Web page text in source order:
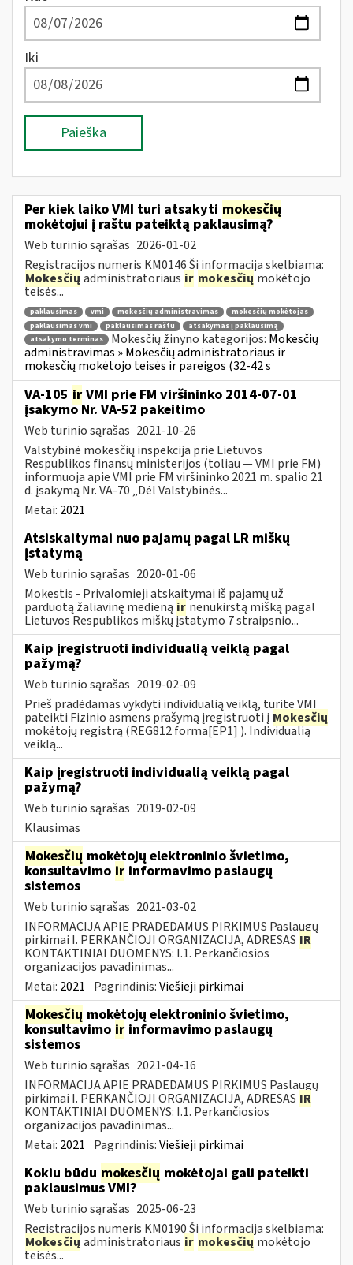
Iki
Paieška
Per kiek laiko VMI turi atsakyti mokesčių
mokėtojui į raštu pateiktą paklausimą?
Web turinio sąrašas 2026-01-02
Registracijos numeris KM0146 Ši informacija skelbiama:
Mokesčių administratoriaus ir mokesčių mokėtojo
teisės...
paklausimas vmi mokesčių administravimas
mokesčių mokėtojas
paklausimas vmi
paklausimas raštu
atsakymas į paklausimą
atsakymo terminas
Mokesčių žinyno kategorijos: Mokesčių
administravimas » Mokesčių administratoriaus ir
mokesčių mokėtojo teisės ir pareigos (32-42 s
VA-105 ir VMI prie FM viršininko 2014-07-01
įsakymo Nr. VA-52 pakeitimo
Web turinio sąrašas 2021-10-26
Valstybinė mokesčių inspekcija prie Lietuvos
Respublikos finansų ministerijos (toliau ― VMI prie FM)
informuoja apie VMI prie FM viršininko 2021 m. spalio 21
d. įsakymą Nr. VA-70 „Dėl Valstybinės...
Metai: 2021
Atsiskaitymai nuo pajamų pagal LR miškų
įstatymą
Web turinio sąrašas 2020-01-06
Mokestis - Privalomieji atskaitymai iš pajamų už
parduotą žaliavinę medieną ir nenukirstą mišką pagal
Lietuvos Respublikos miškų įstatymo 7 straipsnio...
Kaip įregistruoti individualią veiklą pagal
pažymą?
Web turinio sąrašas 2019-02-09
Prieš pradėdamas vykdyti individualią veiklą, turite VMI
pateikti Fizinio asmens prašymą įregistruoti į Mokesčių
mokėtojų registrą (REG812 forma[EP1] ). Individualią
veiklą...
Kaip įregistruoti individualią veiklą pagal
pažymą?
Web turinio sąrašas 2019-02-09
Klausimas
Mokesčių mokėtojų elektroninio švietimo,
konsultavimo ir informavimo paslaugų
sistemos
Web turinio sąrašas 2021-03-02
INFORMACIJA APIE PRADEDAMUS PIRKIMUS Paslaugų
pirkimai I. PERKANČIOJI ORGANIZACIJA, ADRESAS IR
KONTAKTINIAI DUOMENYS: I.1. Perkančiosios
organizacijos pavadinimas...
Metai: 2021 Pagrindinis:Viešieji pirkimai
Mokesčių mokėtojų elektroninio švietimo,
konsultavimo ir informavimo paslaugų
sistemos
Web turinio sąrašas 2021-04-16
INFORMACIJA APIE PRADEDAMUS PIRKIMUS Paslaugų
pirkimai I. PERKANČIOJI ORGANIZACIJA, ADRESAS IR
KONTAKTINIAI DUOMENYS: I.1. Perkančiosios
organizacijos pavadinimas...
Metai: 2021 Pagrindinis:Viešieji pirkimai
Kokiu būdu mokesčių mokėtojai gali pateikti
paklausimus VMI?
Web turinio sąrašas 2025-06-23
Registracijos numeris KM0190 Ši informacija skelbiama:
Mokesčių administratoriaus ir mokesčių mokėtojo
teisės...